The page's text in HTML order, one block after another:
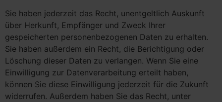
Sie haben jederzeit das Recht, unentgeltlich Auskunft
über Herkunft, Empfänger und Zweck Ihrer
gespeicherten personenbezogenen Daten zu erhalten.
Sie haben außerdem ein Recht, die Berichtigung oder
Löschung dieser Daten zu verlangen. Wenn Sie eine
Einwilligung zur Datenverarbeitung erteilt haben,
können Sie diese Einwilligung jederzeit für die Zukunft
widerrufen. Außerdem haben Sie das Recht, unter